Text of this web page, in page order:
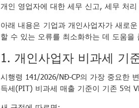
개인 영업자에 대한 세무 신고, 세무 처
아래 내용은 기업과 개인사업자가 새로
할 수 있는 오류를 최소화하는 데 도움을
1. 개인사업자 비과세 기
시행령 141/2026/NĐ-CP의 가장 중요한
득세(PIT) 비과세 매출 기준이 기존 5억